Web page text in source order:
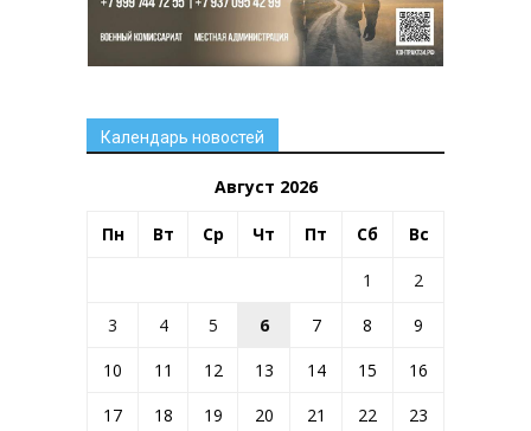
Календарь новостей
Август 2026
Пн Вт Ср Чт Пт Сб Вс
1
2
3
4 5 6 7 8
9
10
11 12 13 14 15
16
17
18 19 20 21 22
23